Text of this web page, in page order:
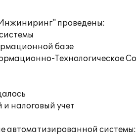
проведены:
базе
Технологическое
и налоговый учет
автоматизированной системы: